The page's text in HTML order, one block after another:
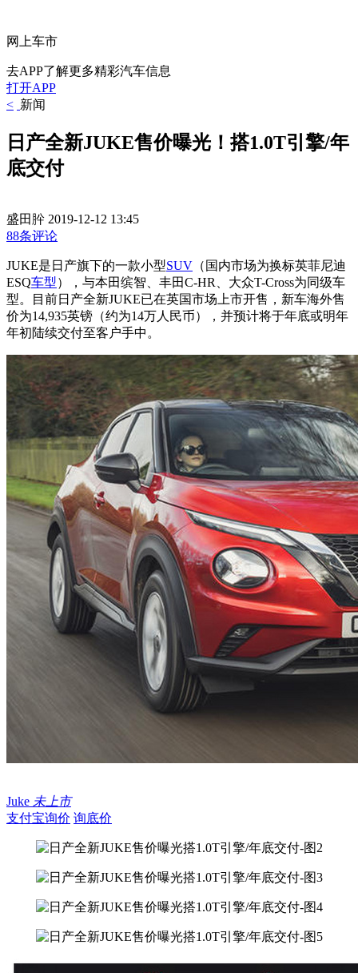
网上车市
去APP了解更多精彩汽车信息
打开APP
< 新闻
日产全新JUKE售价曝光！搭1.0T引擎/年
底交付
盛田肸 2019-12-12 13:45
88条评论
JUKE是日产旗下的一款小型SUV （ 国内市场为换标英菲尼迪
ESQ车型），与本田缤智、丰田C-HR、大众T-Cross为同级车
型。目前日产全新JUKE已在英国市场上市开售，新车海外售
价为14,935英镑（约为14万人民币），并预计将于年底或明年
年初陆续交付至客户手中。
Juke 未上市
支付宝询价 询底价